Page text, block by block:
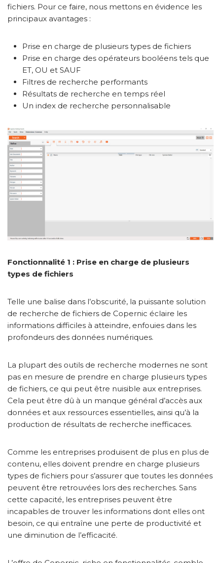
fichiers. Pour ce faire, nous mettons en évidence les
principaux avantages :
Prise en charge de plusieurs types de fichiers
Prise en charge des opérateurs booléens tels que
ET, OU et SAUF
Filtres de recherche performants
Résultats de recherche en temps réel
Un index de recherche personnalisable
Fonctionnalité 1 : Prise en charge de plusieurs
types de fichiers
Telle une balise dans l’obscurité, la puissante solution
de recherche de fichiers de Copernic éclaire les
informations difficiles à atteindre, enfouies dans les
profondeurs des données numériques.
La plupart des outils de recherche modernes ne sont
pas en mesure de prendre en charge plusieurs types
de fichiers, ce qui peut être nuisible aux entreprises.
Cela peut être dû à un manque général d’accès aux
données et aux ressources essentielles, ainsi qu’à la
production de résultats de recherche inefficaces.
Comme les entreprises produisent de plus en plus de
contenu, elles doivent prendre en charge plusieurs
types de fichiers pour s’assurer que toutes les données
peuvent être retrouvées lors des recherches. Sans
cette capacité, les entreprises peuvent être
incapables de trouver les informations dont elles ont
besoin, ce qui entraîne une perte de productivité et
une diminution de l’efficacité.